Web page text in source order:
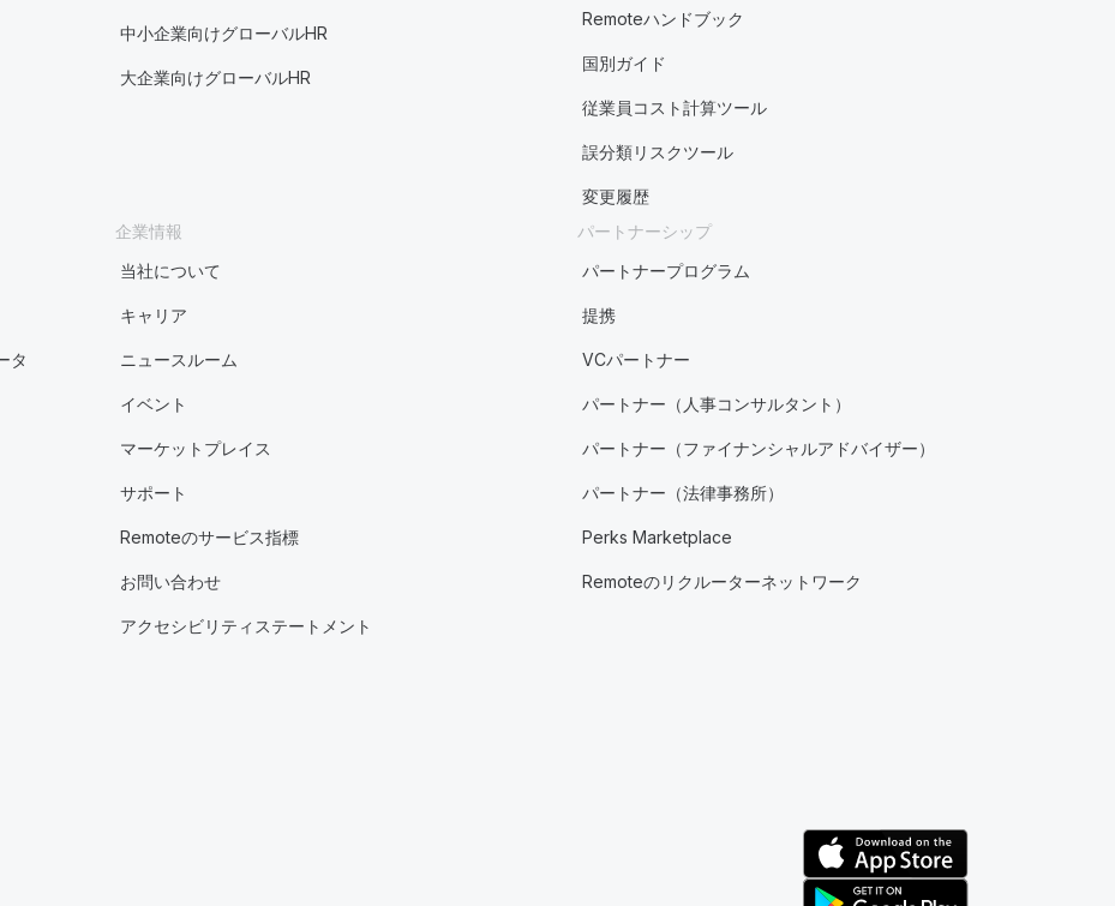
中小企業向けグローバルHR
大企業向けグローバルHR
Remoteハンドブック
国別ガイド
従業員コスト計算ツール
誤分類リスクツール
変更履歴
タ
企業情報
当社について
キャリア
ニュースルーム
イベント
マーケットプレイス
サポート
Remoteのサービス指標
お問い合わせ
アクセシビリティステートメント
パートナーシップ
パートナープログラム
提携
VCパートナー
パートナー（人事コンサルタント）
パートナー（ファイナンシャルアドバイザー）
パートナー（法律事務所）
Perks Marketplace
Remoteのリクルーターネットワーク